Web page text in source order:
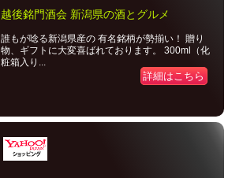
越後銘門酒会 新潟県の酒とグルメ
誰もが唸る新潟県産の 有名銘柄が勢揃い！ 贈り
物、ギフトに大変喜ばれております。 300ml（化
粧箱入り...
詳細はこちら